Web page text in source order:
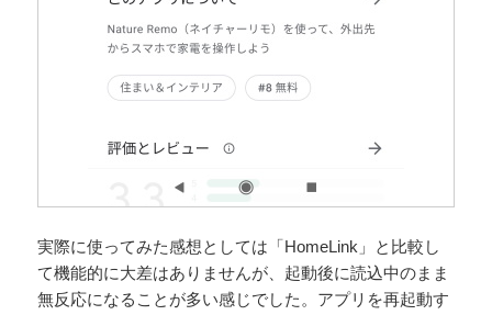
実際に使ってみた感想としては「HomeLink」と比較し
て機能的に大差はありませんが、起動後に読込中のまま
無反応になることが多い感じでした。アプリを再起動す